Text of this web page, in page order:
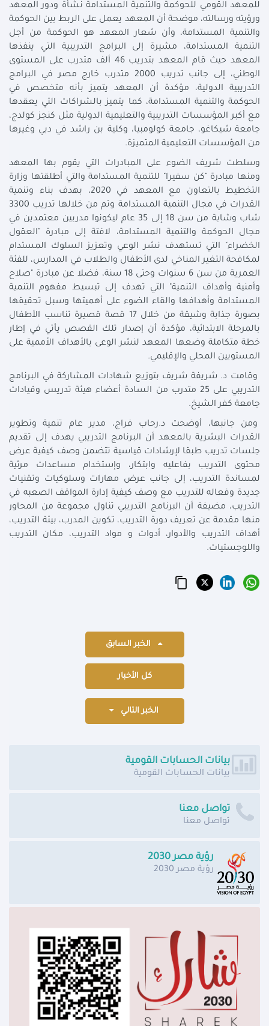
للمعهد القومي للحوكمة والتنمية المستدامة نشأة ودور المعهد
ورؤيته ورسالته، موضحة أن المعهد يعمل على الربط بين الحوكمة
والتنمية المستدامة، وأن شعار المعهد هو الحوكمة من أجل
التنمية المستدامة، مشيرة إلى البرامج التدريبية التي ينفذها
المعهد حيث قام المعهد بتدريب 46 ألف متدرب على المستوى
الوطني، إلى جانب تدريب 2000 متدرب خارج مصر في البرامج
التدريبية الدولية، مؤكدة أن المعهد يتميز بأنه متخصص في
الحوكمة والتنمية المستدامة، كما يتميز بالشراكات التي يعقدها
مع أكبر المؤسسات التدريبية والتعليمية الدولية مثل كنجز كولدج،
جامعة شيكاغو، جامعة كولومبيا، وكلية بن راشد في دبي وغيرها
من المؤسسات التعليمية المتميزة.
وسلطت شريف الضوء على المبادرات التي يقوم بها المعهد
ومنها مبادرة "كن سفيرا" للتنمية المستدامة والتي أطلقتها وزارة
التخطيط بالتعاون مع المعهد في 2020، بهدف بناء وتنمية
القدرات في مجال التنمية المستدامة وتم من خلالها تدريب 3300
شاب وشابة من سن 18 إلى 35 عام ليكونوا مدربين معتمدين في
مجال الحوكمة والتنمية المستدامة، لافتة إلى مبادرة "العقول
الخضراء" التي تستهدف نشر الوعي وتعزيز السلوك المستدام
لمكافحة التغير المناخي لدى الأطفال والطلاب في المدارس، للفئة
العمرية من سن 6 سنوات وحتى 18 سنة، فضلا عن مبادرة "صلاح
وأمنية وأهداف التنمية" التي تهدف إلى تبسيط مفهوم التنمية
المستدامة وأهدافها والقاء الضوء على أهميتها وسبل تحقيقها
بصورة جذابة وشيقة من خلال 17 قصة قصيرة تناسب الأطفال
بالمرحلة الابتدائية، مؤكدة أن إصدار تلك القصص يأتي في إطار
خطة متكاملة وضعها المعهد لنشر الوعى بالأهداف الأممية على
المستويين المحلي والإقليمي.
وقامت د. شريفة شريف بتوزيع شهادات المشاركة في البرنامج
التدريبي على 25 متدرب من السادة أعضاء هيئة تدريس وقيادات
جامعة كفر الشيخ.
ومن جانبها، أوضحت د.رحاب فراج، مدير عام تنمية وتطوير
القدرات البشرية بالمعهد أن البرنامج التدريبي يهدف إلى تقديم
جلسات تدريب طبقا لإرشادات قياسية تتضمن وصف كيفية عرض
محتوى التدريب بفاعليه وابتكار، وإستخدام مساعدات مرئية
لمساندة التدريب، إلى جانب عرض مهارات وسلوكيات وتقنيات
جديدة وفعاله للتدريب مع وصف كيفية إدارة المواقف الصعبه في
التدريب، مضيفة أن البرنامج التدريبي تناول مجموعة من المحاور
منها مقدمة عن تعريف دورة التدريب، تكوين المدرب، بيئة التدريب،
أهداف التدريب والأدوار، أدوات و مواد التدريب، مكان التدريب
واللوجستيات.
الخبر السابق
كل الأخبار
الخبر التالي
بيانات الحسابات القومية
بيانات الحسابات القومية
تواصل معنا
تواصل معنا
رؤية مصر 2030
رؤية مصر 2030